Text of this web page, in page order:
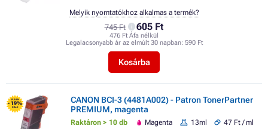
745 Ft 605 Ft
476 Ft Áfa nélkül
Legalacsonyabb ár az elmúlt 30 napban: 590 Ft
Kosárba
Melyik nyomtatókhoz alkalmas a termék?
FLASH
- 19%
SALE
CANON BCI-3 (4481A002) - Patron TonerPartner
PREMIUM, magenta
Raktáron > 10 db Magenta 13ml
47 Ft / ml